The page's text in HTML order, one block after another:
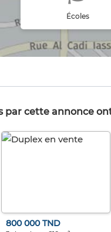
Écoles
par cette annonce
800 000 TND